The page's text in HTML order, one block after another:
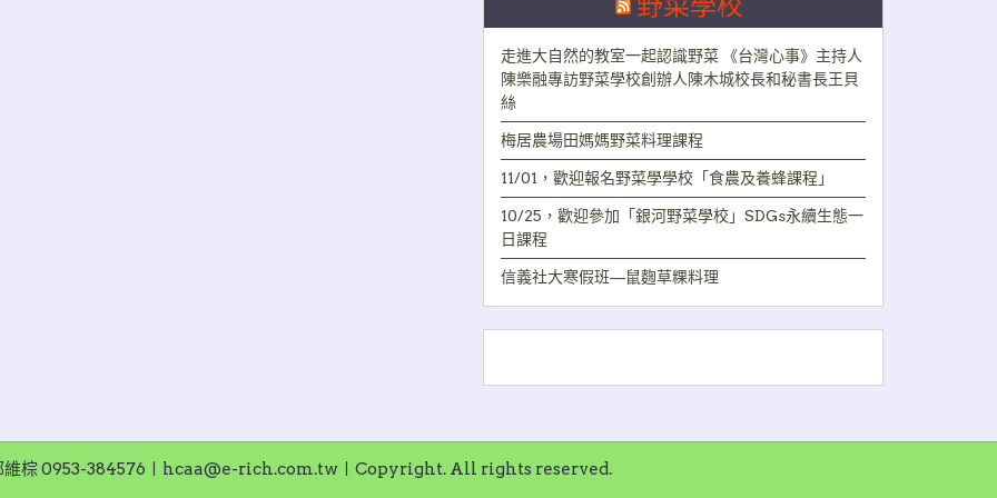
野菜學校
走進大自然的教室一起認識野菜 《台灣心事》主持人
陳樂融專訪野菜學校創辦人陳木城校長和秘書長王貝
絲
梅居農場田媽媽野菜料理課程
11/01，歡迎報名野菜學學校「食農及養蜂課程」
10/25，歡迎參加「銀河野菜學校」SDGs永續生態一
日課程
信義社大寒假班—鼠麴草粿料理
維棕 0953-384576〡hcaa@e-rich.com.tw〡Copyright. All rights reserved.